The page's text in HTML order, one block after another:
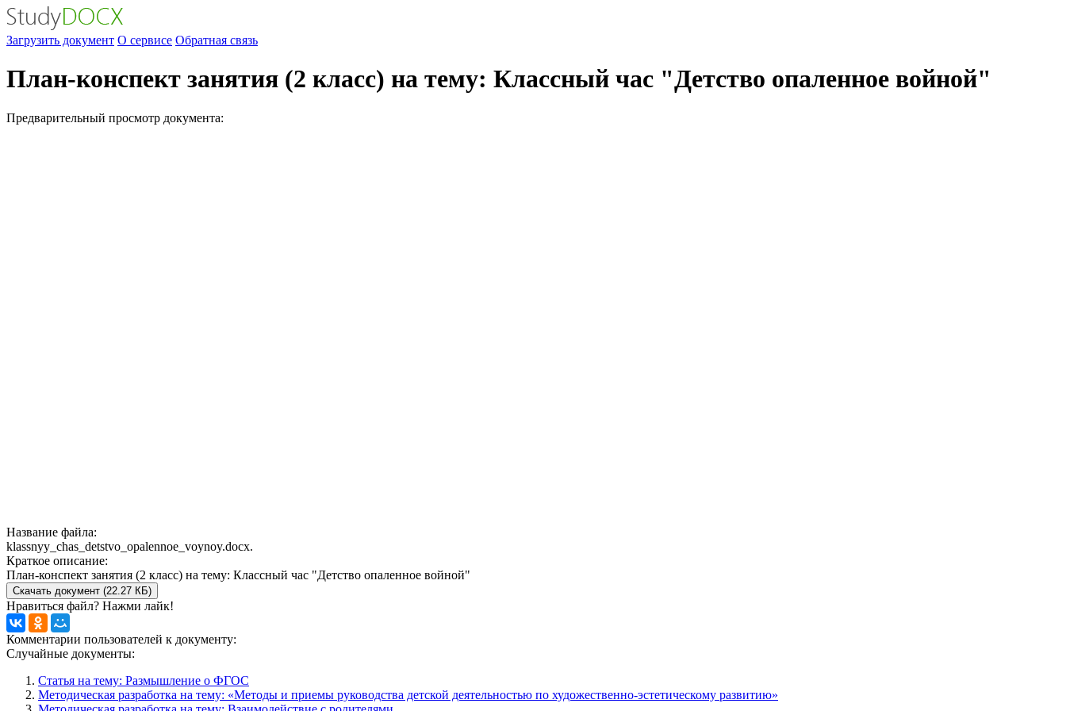
Загрузить документ О сервисе Обратная связь
План-конспект занятия (2 класс) на тему: Классный час "Детство опаленное войной"
Предварительный просмотр документа:
Название файла:
klassnyy_chas_detstvo_opalennoe_voynoy.docx.
Краткое описание:
План-конспект занятия (2 класс) на тему: Классный час "Детство опаленное войной"
Скачать документ (22.27 КБ)
Нравиться файл? Нажми лайк!
Комментарии пользователей к документу:
Случайные документы:
Статья на тему: Размышление о ФГОС
Методическая разработка на тему: «Методы и приемы руководства детской деятельностью по художественно-эстетическому развитию»